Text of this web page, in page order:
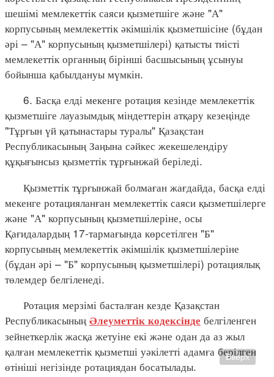
шешімі мемлекеттік саяси қызметшіге және "А"
корпусының мемлекеттік әкімшілік қызметшісіне (бұдан
әрі – "А" корпусының қызметшілері) қатысты тиісті
мемлекеттік органның бірінші басшысының ұсынуы
бойынша қабылдануы мүмкін.
6. Басқа елді мекенге ротация кезінде мемлекеттік
қызметшіге лауазымдық міндеттерін атқару кезеңінде
"Тұрғын үй қатынастары туралы" Қазақстан
Республикасының Заңына сәйкес жекешелендіру
құқығынсыз қызметтік тұрғынжай беріледі.
Қызметтік тұрғынжай болмаған жағдайда, басқа елді
мекенге ротацияланған мемлекеттік саяси қызметшілерге
және "А" корпусының қызметшілеріне, осы
Қағидалардың 17-тармағында көрсетілген "Б"
корпусының мемлекеттік әкімшілік қызметшілеріне
(бұдан әрі – "Б" корпусының қызметшілері) ротациялық
төлемдер белгіленеді.
Ротация мерзімі басталған кезде Қазақстан
Республикасының Әлеуметтік кодексінде белгіленген
зейнеткерлік жасқа жетуіне екі және одан да аз жыл
қалған мемлекеттік қызметші уәкілетті адамға берілген
өтініші негізінде ротациядан босатылады.
Вверх